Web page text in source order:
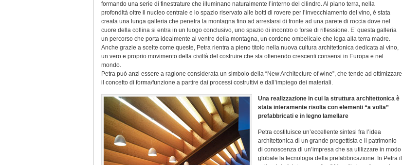
formando una serie di finestrature che illuminano naturalmente l’interno del cilindro. Al piano terra, nella
profondità oltre il nucleo centrale e lo spazio riservato alle botti di rovere per l’invecchiamento del vino, è stata
creata una lunga galleria che penetra la montagna fino ad arrestarsi di fronte ad una parete di roccia dove nel
cuore della collina si entra in un luogo conclusivo, uno spazio di incontro o forse di riflessione. E’ questa galleria
un percorso che porta idealmente al ventre della montagna, un cordone ombelicale che lega alla terra madre.
Anche grazie a scelte come queste, Petra rientra a pieno titolo nella nuova cultura architettonica dedicata al vino,
un vero e proprio movimento della civiltà del costruire che sta ottenendo crescenti consensi in Europa e nel
mondo.
Petra può anzi essere a ragione considerata un simbolo della “New Architecture of wine”, che tende ad ottimizzare
il concetto di forma/funzione a partire dai processi costruttivi e dall’impiego dei materiali.
Una realizzazione in cui la struttura architettonica è
stata interamente risolta con elementi “a volta”
prefabbricati e in legno lamellare
Petra costituisce un’eccellente sintesi fra l’idea
architettonica di un grande progettista e il patrimonio
di conoscenza di un’impresa che sa utilizzare in modo
globale la tecnologia della prefabbricazione. In Petra il